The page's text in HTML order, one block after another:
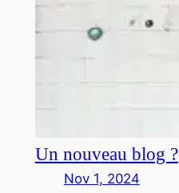
Un nouveau blog ?
Nov 1, 2024